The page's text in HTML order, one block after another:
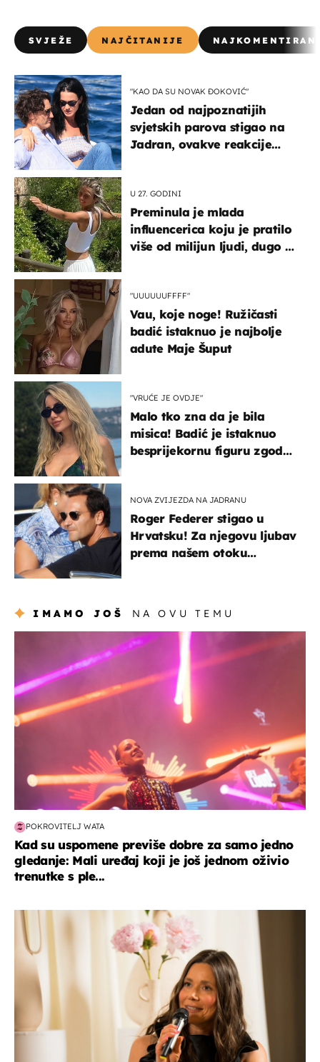
SVJEŽE NAJČITANIJE
"KAO DA SU NOVAK ĐOKOVIĆ"
Jedan od najpoznatijih
svjetskih parova stigao na
Jadran, ovakve reakcije
U 27. GODINI
Preminula je mlada
influencerica koju je pratilo
više od milijun ljudi, dugo se
"UUUUUUFFFF"
Vau, koje noge! Ružičasti
badić istaknuo je najbolje
adute Maje Šuput
"VRUĆE JE OVDJE"
Malo tko zna da je bila
misica! Badić je istaknuo
besprijekornu figuru zgodne
NOVA ZVIJEZDA NA JADRANU
Roger Federer stigao u
Hrvatsku! Za njegovu ljubav
prema našem otoku
IMAMO JOŠ NA OVU TEMU
POKROVITELJ WATA
Kad su uspomene previše dobre za samo jedno
gledanje: Mali uređaj koji je još jednom oživio
trenutke s ple...
moda & ljepota